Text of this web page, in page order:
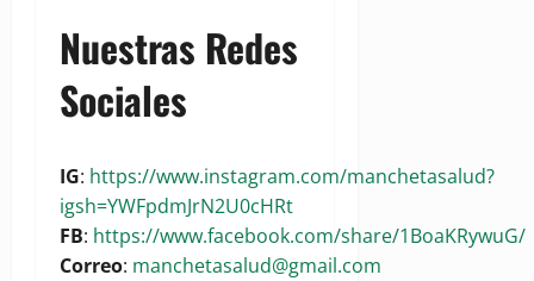
Nuestras Redes
Sociales
IG: https://www.instagram.com/manchetasalud?
igsh=YWFpdmJrN2U0cHRt
FB: https://www.facebook.com/share/1BoaKRywuG/
Correo: manchetasalud@gmail.com